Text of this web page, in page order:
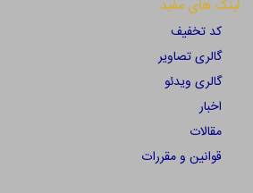
لینک های مفید
کد تخفیف
گالری تصاویر
گالری ویدئو
اخبار
مقالات
قوانین و مقررات